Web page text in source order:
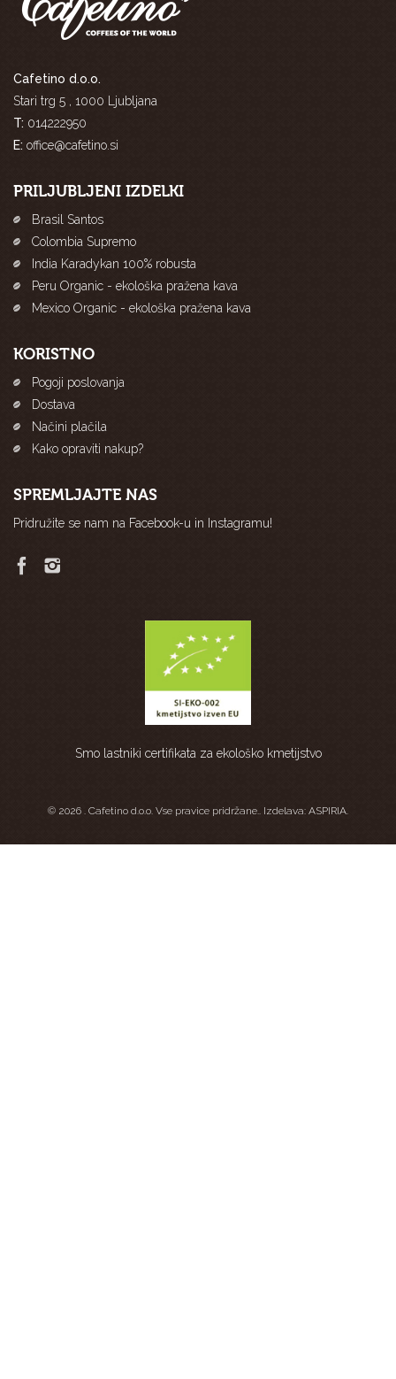
Cafetino d.o.o.
Stari trg 5 , 1000 Ljubljana
T: 014222950
E: office@cafetino.si
PRILJUBLJENI IZDELKI
Brasil Santos
Colombia Supremo
India Karadykan 100% robusta
Peru Organic - ekološka pražena kava
Mexico Organic - ekološka pražena kava
KORISTNO
Pogoji poslovanja
Dostava
Načini plačila
Kako opraviti nakup?
SPREMLJAJTE NAS
Pridružite se nam na Facebook-u in Instagramu!
Smo lastniki certifikata za ekološko kmetijstvo
© 2026 . Cafetino d.o.o. Vse pravice pridržane.. Izdelava: ASPIRIA.